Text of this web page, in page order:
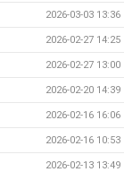
2026-03-03 13:36
2026-02-27 14:25
2026-02-27 13:00
2026-02-20 14:39
2026-02-16 16:06
2026-02-16 10:53
2026-02-13 13:49